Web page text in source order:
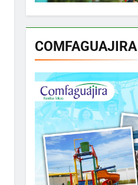
COMFAGUAJIRA